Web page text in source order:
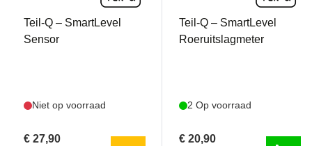
Teil-Q – SmartLevel
Sensor
Niet op voorraad
€ 27,90
Teil-Q – SmartLevel
Roeruitslagmeter
2 Op voorraad
€ 20,90